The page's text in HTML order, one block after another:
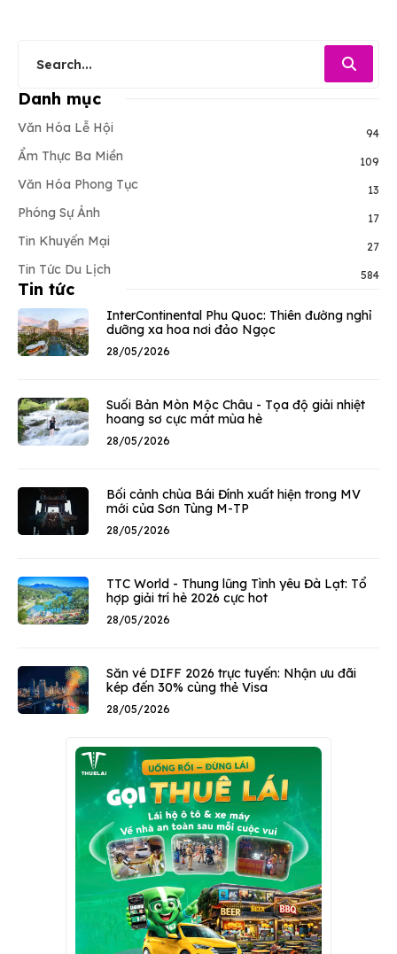
Danh mục
Văn Hóa Lễ Hội 94
Ẩm Thực Ba Miền 109
Văn Hóa Phong Tục 13
Phóng Sự Ảnh 17
Tin Khuyến Mại 27
Tin Tức Du Lịch 584
Tin tức
InterContinental Phu Quoc: Thiên đường nghỉ
dưỡng xa hoa nơi đảo Ngọc
28/05/2026
Suối Bản Mòn Mộc Châu - Tọa độ giải nhiệt
hoang sơ cực mát mùa hè
28/05/2026
Bối cảnh chùa Bái Đính xuất hiện trong MV
mới của Sơn Tùng M-TP
28/05/2026
TTC World - Thung lũng Tình yêu Đà Lạt: Tổ
hợp giải trí hè 2026 cực hot
28/05/2026
Săn vé DIFF 2026 trực tuyến: Nhận ưu đãi
kép đến 30% cùng thẻ Visa
28/05/2026